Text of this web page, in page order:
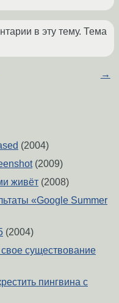
в эту тему. Тема
→
(2004)
(2009)
живёт (2008)
«Google Summer
(2004)
существование
пингвина с